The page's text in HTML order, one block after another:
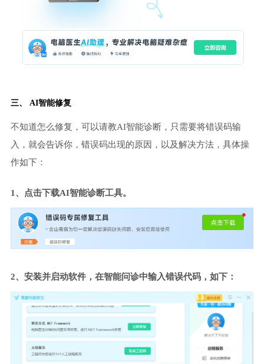
三、 AI智能修复
不知道怎么修复，可以请教AI智能诊断，只需要将错误码输
入，就会告诉你，错误码出现的原因，以及解决方法，具体操
作如下：
1、点击下载AI智能诊断工具。
2、安装并启动软件，在智能问诊中输入错误代码，如下：